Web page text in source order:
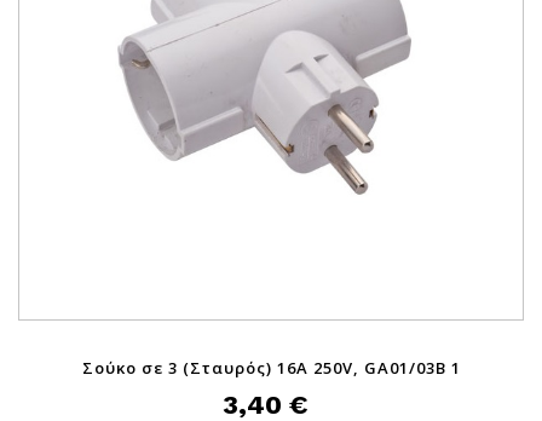
Σούκο σε 3 (Σταυρός) 16A 250V, GA01/03B 1
3,40 €